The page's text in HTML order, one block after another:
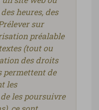
heures, des
sur
préalable
(tout ou
des droits
permettent de
les
les poursuivre